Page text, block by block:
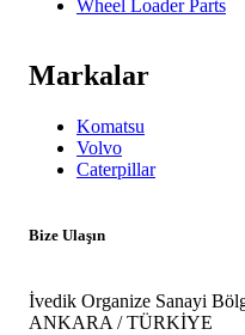
Wheel Loader Parts
Markalar
Komatsu
Volvo
Caterpillar
Bize Ulaşın
İvedik Organize Sanayi
ANKARA / TÜRKİYE